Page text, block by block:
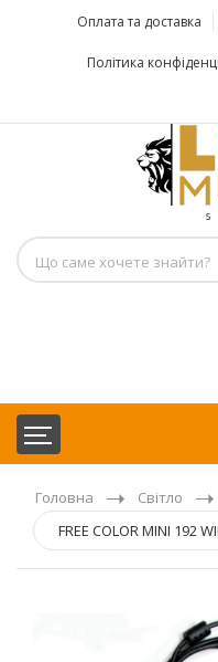
Оплата та доставка
Політика
Головна Світло
FREE COLOR MINI 192